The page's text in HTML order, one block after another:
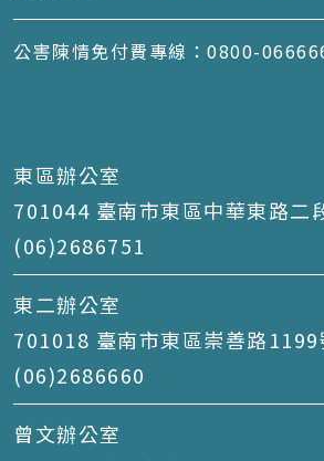
公害陳情免付費專線：0800-
東區辦公室
701044 臺南市東區中華東路二
(06)2686751
東二辦公室
701018 臺南市東區崇善路1199
(06)2686660
曾文辦公室